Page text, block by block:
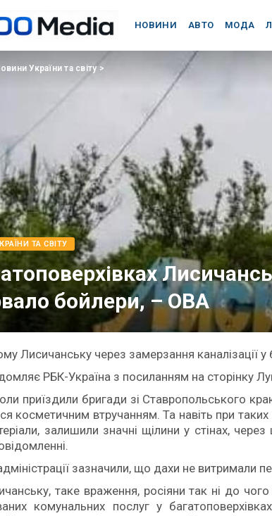
НОВИНИ АВТО МОДА
України та світу>
ТА СВІТУ
бойлери, – ОВА
Лисичанську через замерзання каналізації
РБК-Україна з посиланням на сторінку
приїздили бригади зі Ставропольського
косметичним втручанням. Та навіть при
залишили значні щілини у стінах,
зазначили, що дахи не витримали
таке враження, росіяни так ні до чого
комунальних послуг у